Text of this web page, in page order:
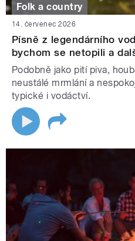
Folk a country
14. červenec 2026
Písně z legendárního
bychom se netopili a
Podobně jako pití piva,
neustálé mrmlání a
typické i vodáctví.